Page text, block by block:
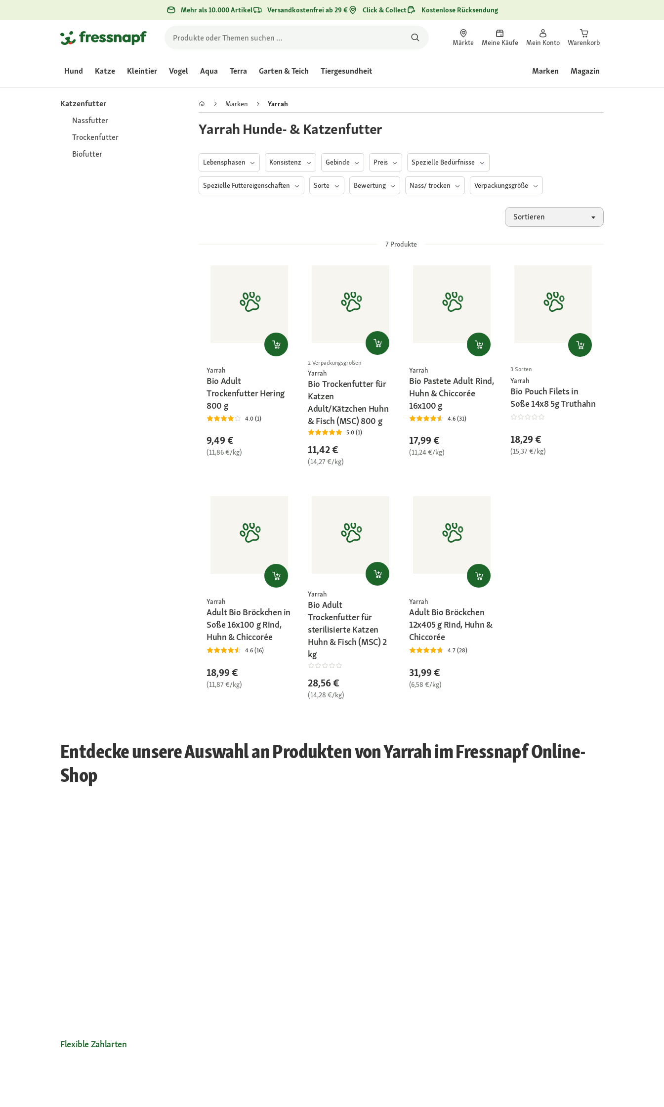
Mehr als 10.000 Artikel Versandkostenfrei ab 29 € Click & Collect Kostenlose Rücksendung
Märkte Meine Käufe Mein Konto Warenkorb
Hund Katze Kleintier Vogel Aqua Terra Garten & Teich Tiergesundheit Marken Magazin
Katzenfutter
Nassfutter
Trockenfutter
Biofutter
Marken Yarrah
Yarrah Hunde- & Katzenfutter
Lebensphasen Konsistenz Gebinde Preis Spezielle Bedürfnisse
Spezielle Futtereigenschaften Sorte Bewertung Nass/ trocken Verpackungsgröße
Sortieren
7 Produkte
Yarrah
Bio Adult
Trockenfutter Hering
800 g
4.0 (1)
9,49 €
(11,86 €/kg)
2 Verpackungsgrößen
Yarrah
Bio Trockenfutter für
Katzen
Adult/Kätzchen Huhn
& Fisch (MSC) 800 g
5.0 (1)
11,42 €
(14,27 €/kg)
Yarrah
Bio Pastete Adult Rind,
Huhn & Chiccorée
16x100 g
4.6 (31)
17,99 €
(11,24 €/kg)
3 Sorten
Yarrah
Bio Pouch Filets in
Soße 14x8 5g Truthahn
18,29 €
(15,37 €/kg)
Yarrah
Adult Bio Bröckchen in
Soße 16x100 g Rind,
Huhn & Chiccorée
4.6 (16)
18,99 €
(11,87 €/kg)
Yarrah
Bio Adult
Trockenfutter für
sterilisierte Katzen
Huhn & Fisch (MSC) 2
kg
28,56 €
(14,28 €/kg)
Yarrah
Adult Bio Bröckchen
12x405 g Rind, Huhn &
Chiccorée
4.7 (28)
31,99 €
(6,58 €/kg)
Entdecke unsere Auswahl an Produkten von Yarrah im Fressnapf Online-
Shop
Flexible Zahlarten